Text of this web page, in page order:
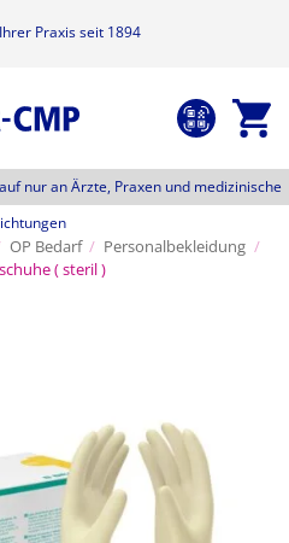
Praxis seit 1894
nur an Ärzte, Praxen und medizinische
OP Bedarf / Personalbekleidung /
( steril )